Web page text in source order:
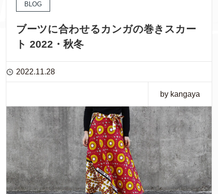
BLOG
ブーツに合わせるカンガの巻きスカー
ト 2022・秋冬
2022.11.28
by kangaya